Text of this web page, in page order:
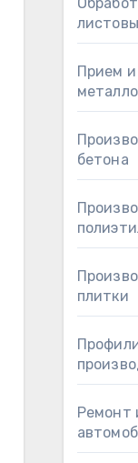
Прием
бетона
плитки
Ремонт